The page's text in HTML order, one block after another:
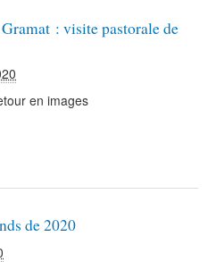
: visite pastorale de
en images
de 2020